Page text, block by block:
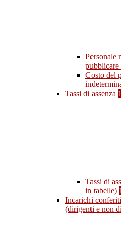
Personale
Costo del
Tassi di assenza
Tassi di
in tabelle)
Incarichi
(dirigenti e non